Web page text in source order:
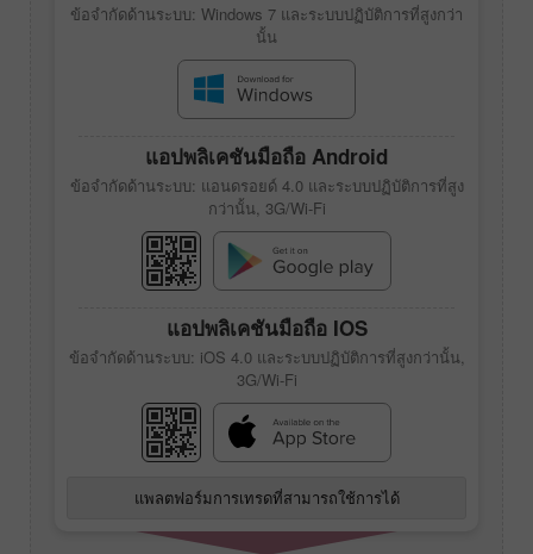
ข้อจำกัดด้านระบบ: Windows 7 และระบบปฏิบัติการที่สูงกว่า
นั้น
แอปพลิเคชันมือถือ Android
ข้อจำกัดด้านระบบ: แอนดรอยด์ 4.0 และระบบปฏิบัติการที่สูง
กว่านั้น, 3G/Wi-Fi
แอปพลิเคชันมือถือ IOS
ข้อจำกัดด้านระบบ: iOS 4.0 และระบบปฏิบัติการที่สูงกว่านั้น,
3G/Wi-Fi
แพลตฟอร์มการเทรดที่สามารถใช้การได้